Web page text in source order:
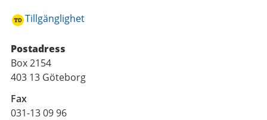
Tillgänglighet
Postadress
Box 2154
403 13 Göteborg
Fax
031-13 09 96